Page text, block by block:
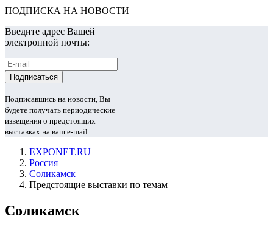
ПОДПИСКА НА НОВОСТИ
Введите адрес Вашей
электронной почты:
Подписавшись на новости, Вы
будете получать периодические
извещения о предстоящих
выставках на ваш e-mail.
EXPONET.RU
Россия
Соликамск
Предстоящие выставки по темам
Соликамск